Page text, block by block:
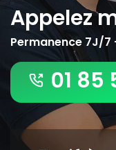
Appelez
Permanence 7J/
01 85